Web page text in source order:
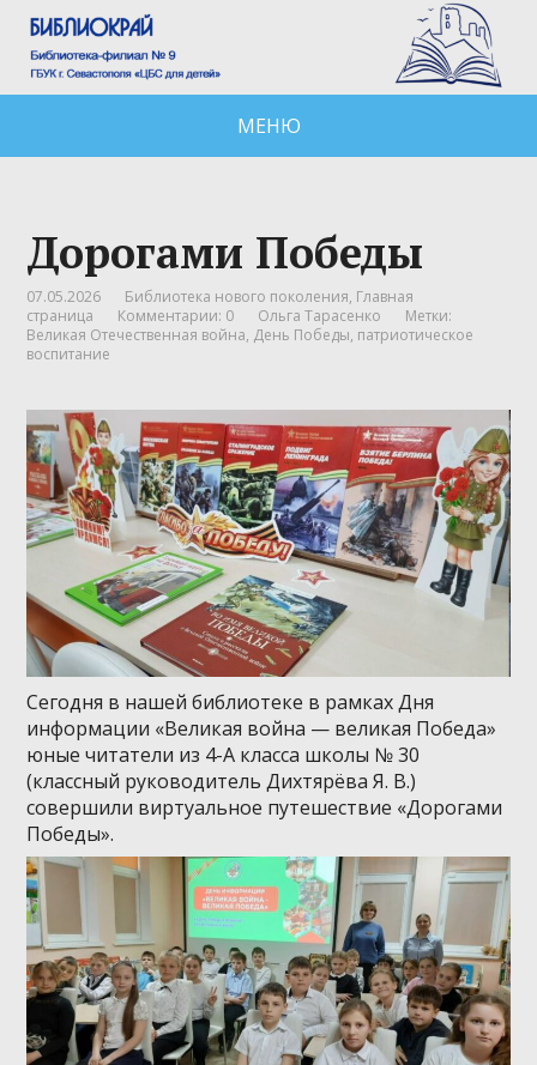
МЕНЮ
Дорогами Победы
07.05.2026 Библиотека нового поколения, Главная
страница
Комментарии: 0 Ольга Тарасенко
Метки:
Великая Отечественная война, День Победы, патриотическое
воспитание
Сегодня в нашей библиотеке в рамках Дня
информации «Великая война — великая Победа»
юные читатели из 4-А класса школы № 30
(классный руководитель Дихтярёва Я. В.)
совершили виртуальное путешествие «Дорогами
Победы».